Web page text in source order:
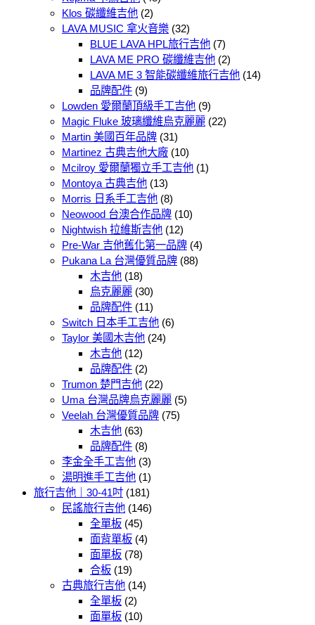
Klos 碳纖維吉他 (2)
LAVA MUSIC 拿火音樂 (32)
BLUE LAVA HPL旅行吉他 (7)
LAVA ME PRO 碳纖維吉他 (2)
LAVA ME 3 智能碳纖維旅行吉他 (14)
品牌配件 (9)
Lowden 愛爾蘭頂級手工吉他 (9)
Magic Fluke 玻璃纖維烏克麗麗 (22)
Martin 美國百年品牌 (31)
Martinez 古典吉他大廠 (10)
Mcilroy 愛爾蘭獨立手工吉他 (1)
Montoya 古典吉他 (13)
Morris 日系手工吉他 (8)
Neowood 台澳合作品牌 (10)
Nightwish 拉維斯吉他 (12)
Pre-War 吉他舊化第一品牌 (4)
Pukana La 台灣優質品牌 (88)
木吉他 (18)
烏克麗麗 (30)
品牌配件 (11)
Switch 日本手工吉他 (6)
Taylor 美國木吉他 (24)
木吉他 (12)
品牌配件 (2)
Trumon 楚門吉他 (22)
Uma 台灣品牌烏克麗麗 (5)
Veelah 台灣優質品牌 (75)
木吉他 (63)
品牌配件 (8)
李金全手工吉他 (3)
湯明進手工吉他 (1)
旅行吉他｜30-41吋 (181)
民謠旅行吉他 (146)
全單板 (45)
面背單板 (4)
面單板 (78)
合板 (19)
古典旅行吉他 (14)
全單板 (2)
面單板 (10)